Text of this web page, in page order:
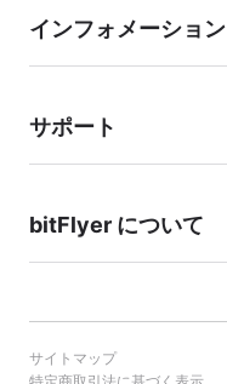
インフォメーション
サポート
bitFlyer について
サイトマップ